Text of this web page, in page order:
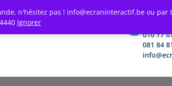
n'hésitez pas ! info@ecraninteractif.be ou par
Ignorer
010 77
081 84